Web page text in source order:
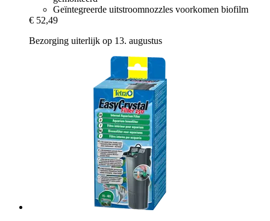
Geïntegreerde uitstroomnozzles voorkomen biofilm
€ 52,49
Bezorging uiterlijk op 13. augustus